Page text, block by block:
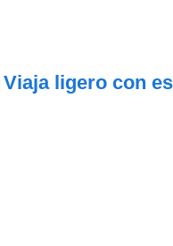
ligero con